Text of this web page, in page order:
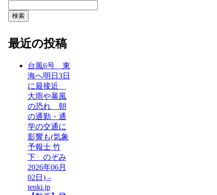
検索
最近の投稿
台風6号 東
海へ明日3日
に最接近
大雨や暴風
の恐れ 朝
の通勤・通
学の交通に
影響も(気象
予報士 竹
下 のぞみ
2026年06月
02日) –
tenki.jp